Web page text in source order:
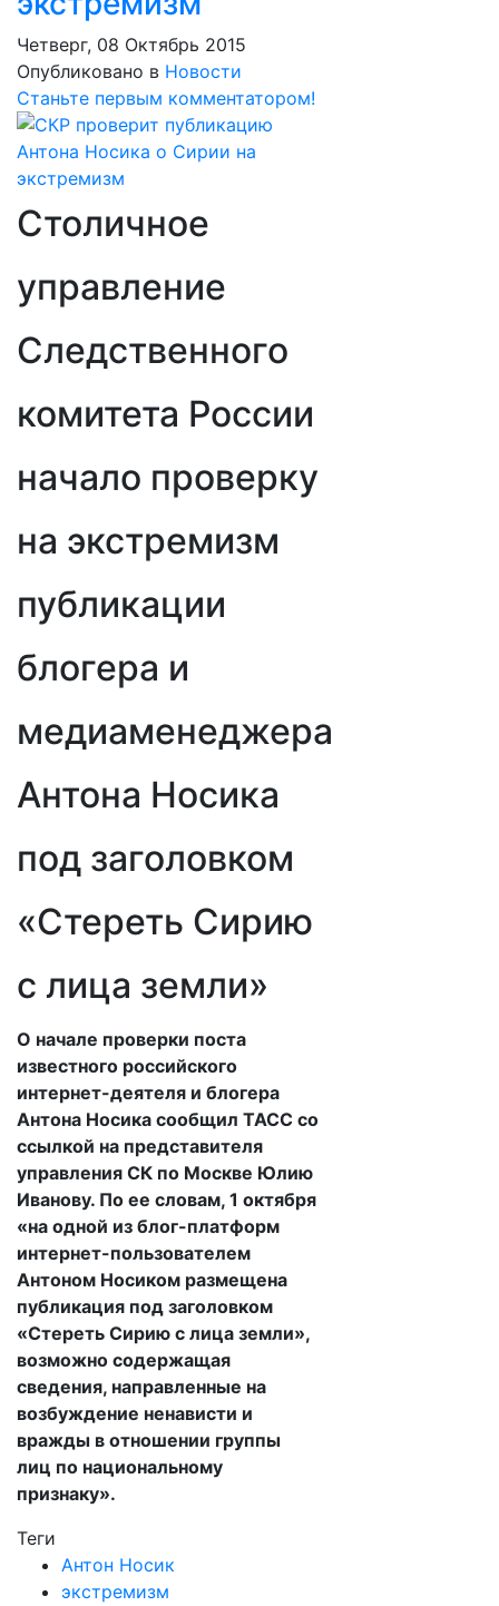
Четверг, 08 Октябрь 2015
Опубликовано в Новости
Станьте первым комментатором!
Столичное
управление
Следственного
комитета России
начало проверку
на экстремизм
публикации
блогера и
медиаменеджера
Антона Носика
под заголовком
«Стереть Сирию
с лица земли»
​О начале проверки поста
известного российского
интернет-деятеля и блогера
Антона Носика сообщил ТАСС со
ссылкой на представителя
управления СК по Москве Юлию
Иванову. По ее словам, 1 октября
«на одной из блог-платформ
интернет-пользователем
Антоном Носиком размещена
публикация под заголовком
«Стереть Сирию с лица земли»,
возможно содержащая
сведения, направленные на
возбуждение ненависти и
вражды в отношении группы
лиц по национальному
признаку».
Теги
Антон Носик
экстремизм